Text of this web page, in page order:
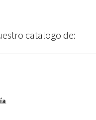
catalogo de: